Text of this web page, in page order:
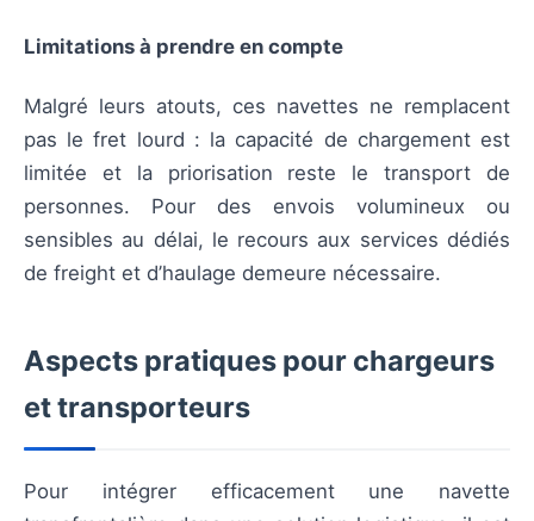
Limitations à prendre en compte
Malgré leurs atouts, ces navettes ne remplacent
pas le fret lourd : la capacité de chargement est
limitée et la priorisation reste le transport de
personnes. Pour des envois volumineux ou
sensibles au délai, le recours aux services dédiés
de freight et d’haulage demeure nécessaire.
Aspects pratiques pour chargeurs
et transporteurs
Pour intégrer efficacement une navette